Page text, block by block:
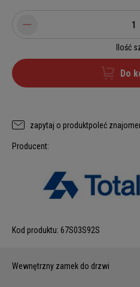
Ilość
Do
zapytaj o produktpoleć
Producent:
Kod produktu: 67S03S92S
Wewnętrzny zamek do drzwi